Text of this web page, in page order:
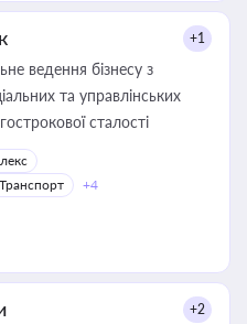
+1
ведення бізнесу з
та управлінських
сталості
Транспорт +4
+2